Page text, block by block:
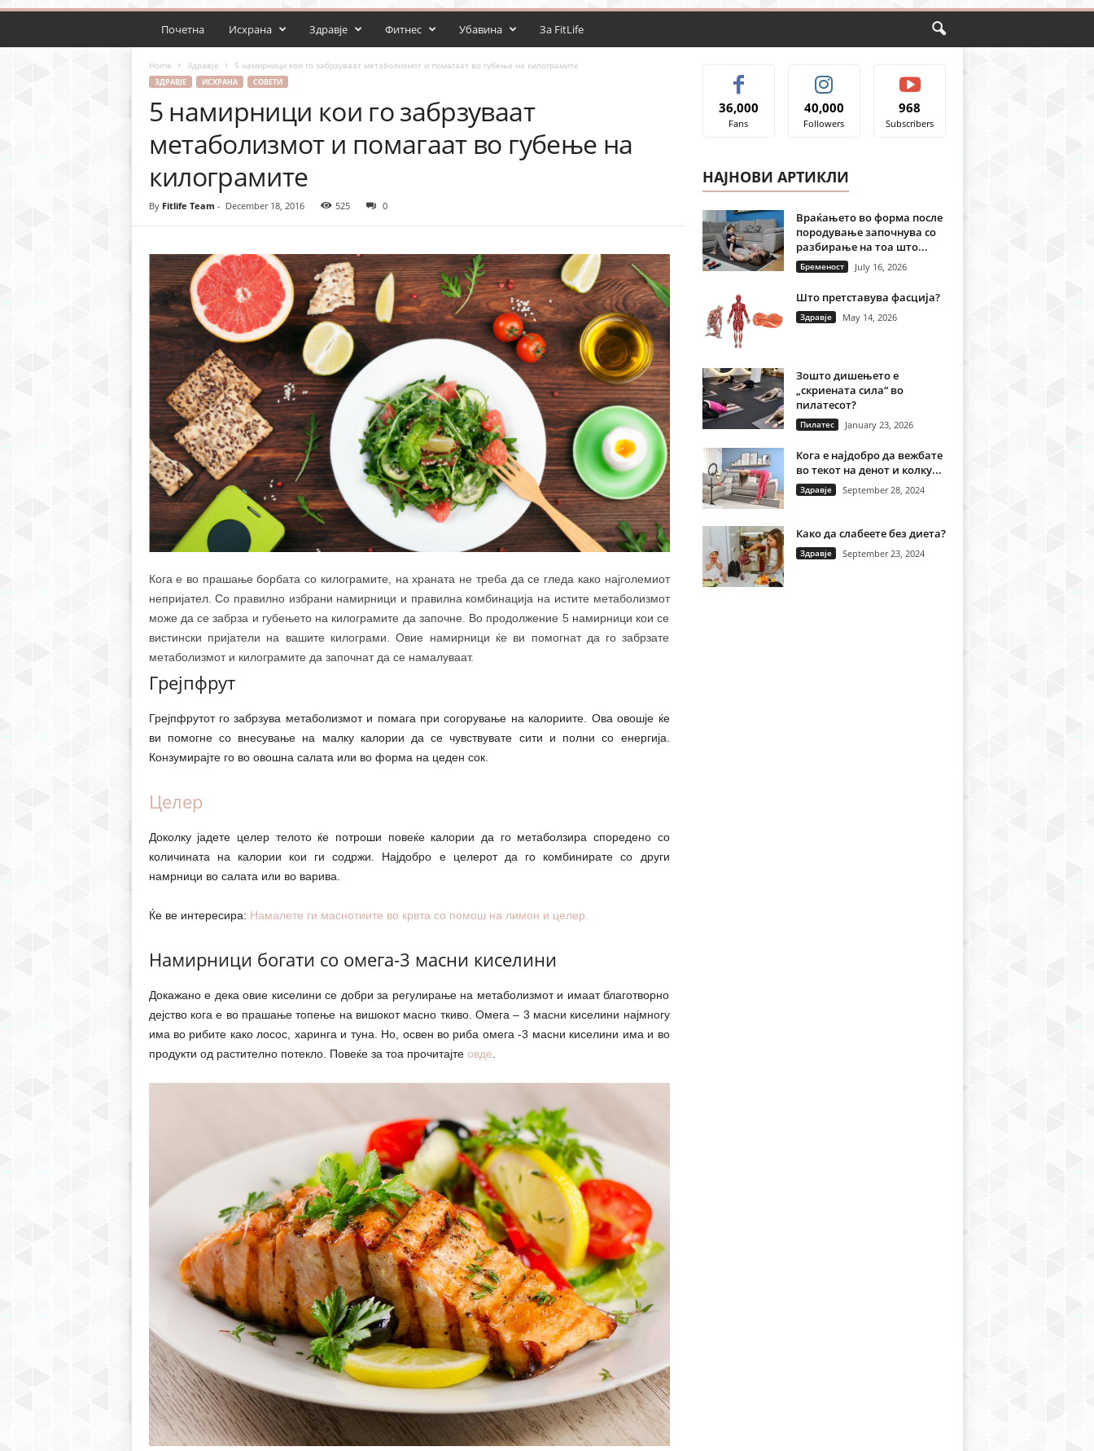
Почетна Исхрана Здравје Фитнес Убавина За FitLife
Home Здравје 5 намирници кои го забрзуваат метаболизмот и помагаат во губење на килограмите
ЗДРАВЈЕ ИСХРАНА СОВЕТИ
5 намирници кои го забрзуваат
метаболизмот и помагаат во губење на
килограмите
By Fitlife Team - December 18, 2016 525 0
Кога е во прашање борбата со килограмите, на храната не треба да се гледа како најголемиот
непријател. Со правилно избрани намирници и правилна комбинација на истите метаболизмот
може да се забрза и губењето на килограмите да започне. Во продолжение 5 намирници кои се
вистински пријатели на вашите килограми. Овие намирници ќе ви помогнат да го забрзате
метаболизмот и килограмите да започнат да се намалуваат.
Грејпфрут
Грејпфрутот го забрзува метаболизмот и помага при согорување на калориите. Ова овошје ќе
ви помогне со внесување на малку калории да се чувствувате сити и полни со енергија.
Конзумирајте го во овошна салата или во форма на цеден сок.
Целер
Доколку јадете целер телото ќе потроши повеќе калории да го метаболзира споредено со
количината на калории кои ги содржи. Најдобро е целерот да го комбинирате со други
намрници во салата или во варива.
Ќе ве интересира: Намалете ги маснотиите во крвта со помош на лимон и целер.
Намирници богати со омега-3 масни киселини
Докажано е дека овие киселини се добри за регулирање на метаболизмот и имаат благотворно
дејство кога е во прашање топење на вишокот масно ткиво. Омега – 3 масни киселини најмногу
има во рибите како лосос, харинга и туна. Но, освен во риба омега -3 масни киселини има и во
продукти од растително потекло. Повеќе за тоа прочитајте овде
36,000
Fans
40,000
Followers
968
Subscribers
НАЈНОВИ АРТИКЛИ
Враќањето во форма после
породување започнува со
разбирање на тоа што...
Бременост July 16, 2026
Што претставува фасција?
Здравје May 14, 2026
Зошто дишењето е
„скриената сила“ во
пилатесот?
Пилатес January 23, 2026
Кога е најдобро да вежбате
во текот на денот и колку...
Здравје September 28, 2024
Како да слабеете без диета?
Здравје September 23, 2024